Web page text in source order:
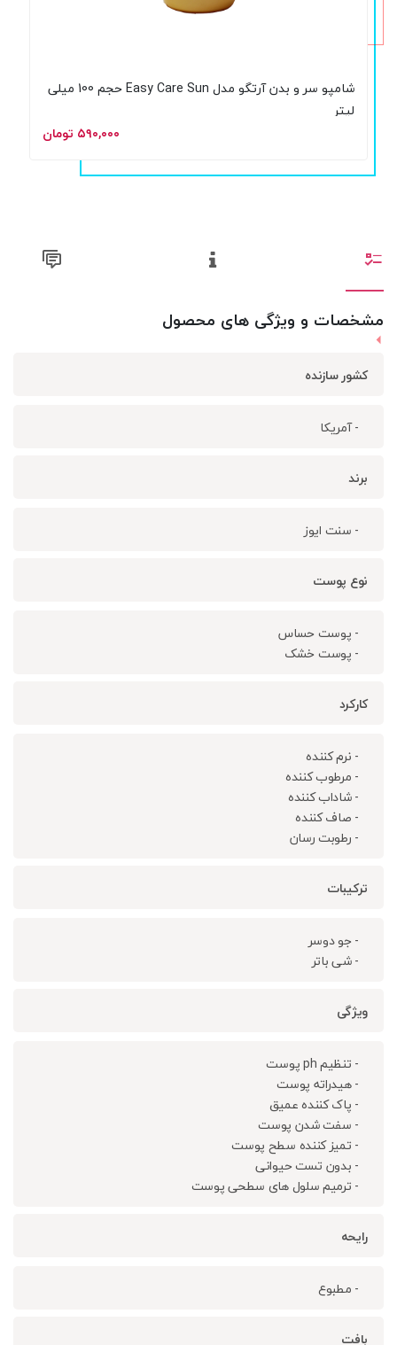
شامپو سر و بدن آرتگو مدل Easy Care Sun حجم 100 میلی
لیتر
۵۹۰,۰۰۰ تومان
مشخصات و ویژگی های محصول
کشور سازنده
- آمریکا
برند
- سنت ایوز
نوع پوست
- پوست حساس
- پوست خشک
کارکرد
- نرم کننده
- مرطوب کننده
- شاداب کننده
- صاف کننده
- رطوبت رسان
ترکیبات
- جو دوسر
- شی باتر
ویژگی
- تنظیم ph پوست
- هیدراته پوست
- پاک کننده عمیق
- سفت شدن پوست
- تمیز کننده سطح پوست
- بدون تست حیوانی
- ترمیم سلول های سطحی پوست
رایحه
- مطبوع
بافت